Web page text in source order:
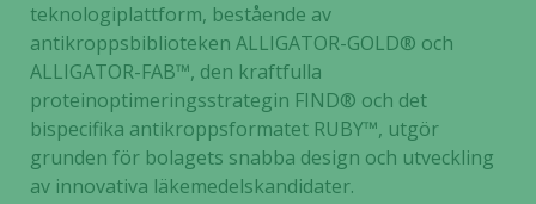
teknologiplattform, bestående av
antikroppsbiblioteken ALLIGATOR-GOLD® och
ALLIGATOR-FAB™, den kraftfulla
proteinoptimeringsstrategin FIND® och det
bispecifika antikroppsformatet RUBY™, utgör
grunden för bolagets snabba design och utveckling
av innovativa läkemedelskandidater.